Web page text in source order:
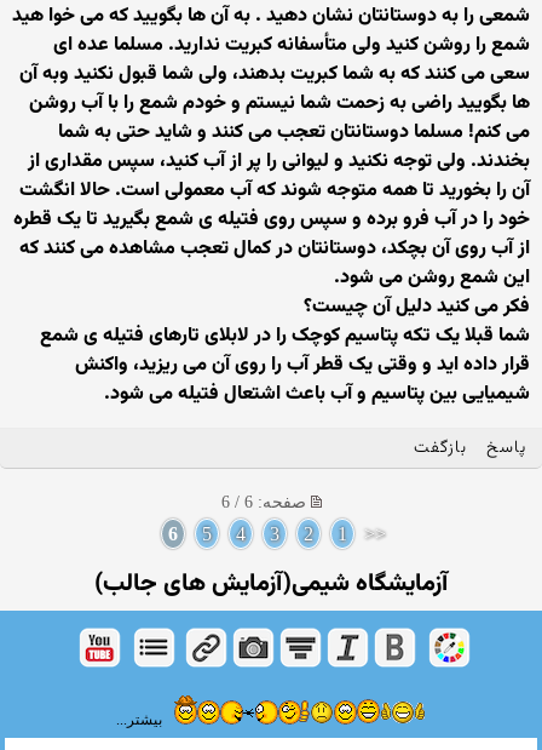
شمعی را به دوستانتان نشان دهيد . به آن ها بگوييد که می خوا هيد
شمع را روشن کنيد ولی متأسفانه کبريت نداريد. مسلما عده ای
سعی می کنند که به شما کبريت بدهند، ولی شما قبول نکنيد وبه آن
ها بگوييد راضی به زحمت شما نيستم و خودم شمع را با آب روشن
می کنم! مسلما دوستانتان تعجب می کنند و شايد حتی به شما
بخندند. ولی توجه نکنيد و ليوانی را پر از آب کنيد، سپس مقداری از
آن را بخوريد تا همه متوجه شوند که آب معمولی است. حالا انگشت
خود را در آب فرو برده و سپس روی فتيله ی شمع بگيريد تا يک قطره
از آب روی آن بچکد، دوستانتان در کمال تعجب مشاهده می کنند که
اين شمع روشن می شود.
فکر می کنيد دليل آن چيست؟
شما قبلا يک تکه پتاسيم کوچک را در لابلای تارهای فتيله ی شمع
قرار داده ايد و وقتی يک قطر آب را روی آن می ريزيد، واکنش
شيميايی بين پتاسيم و آب باعث اشتعال فتيله می شود.
پاسخ بازگفت
صفحه: 6 / 6
<<
1
2
3
4
5
6
آزمایشگاه شیمی(آزمایش های جالب)
بیشتر...